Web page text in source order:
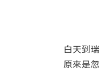
白天到
原來是